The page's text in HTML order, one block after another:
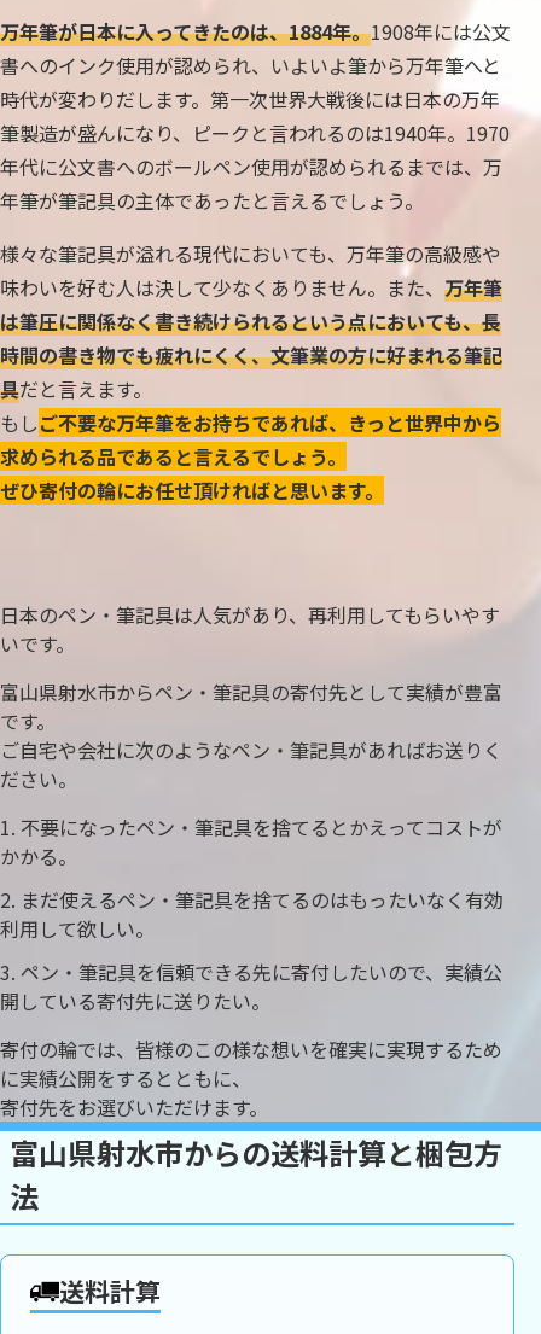
万年筆が日本に入ってきたのは、1884年。1908年には公文
書へのインク使用が認められ、いよいよ筆から万年筆へと
時代が変わりだします。第一次世界大戦後には日本の万年
筆製造が盛んになり、ピークと言われるのは1940年。1970
年代に公文書へのボールペン使用が認められるまでは、万
年筆が筆記具の主体であったと言えるでしょう。
様々な筆記具が溢れる現代においても、万年筆の高級感や
味わいを好む人は決して少なくありません。また、 万年筆
は筆圧に関係なく書き続けられるという点においても、長
時間の書き物でも疲れにくく、文筆業の方に好まれる筆記
具だと言えます。
もしご不要な万年筆をお持ちであれば、きっと世界中から
求められる品であると言えるでしょう。
ぜひ寄付の輪にお任せ頂ければと思います。
日本のペン・筆記具は人気があり、再利用してもらいやす
いです。
富山県射水市からペン・筆記具の寄付先として実績が豊富
です。
ご自宅や会社に次のようなペン・筆記具があればお送りく
ださい。
不要になったペン・筆記具を捨てるとかえってコストが
かかる。
まだ使えるペン・筆記具を捨てるのはもったいなく有効
利用して欲しい。
ペン・筆記具を信頼できる先に寄付したいので、実績公
開している寄付先に送りたい。
寄付の輪では、皆様のこの様な想いを確実に実現するため
に実績公開をするとともに、
寄付先をお選びいただけます。
富山県射水市からの送料計算と梱包方
法
送料計算